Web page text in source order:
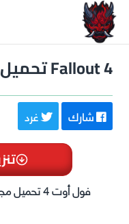
Fallout 4 تحميل مجانا
شارك غرد
فول أوت 4